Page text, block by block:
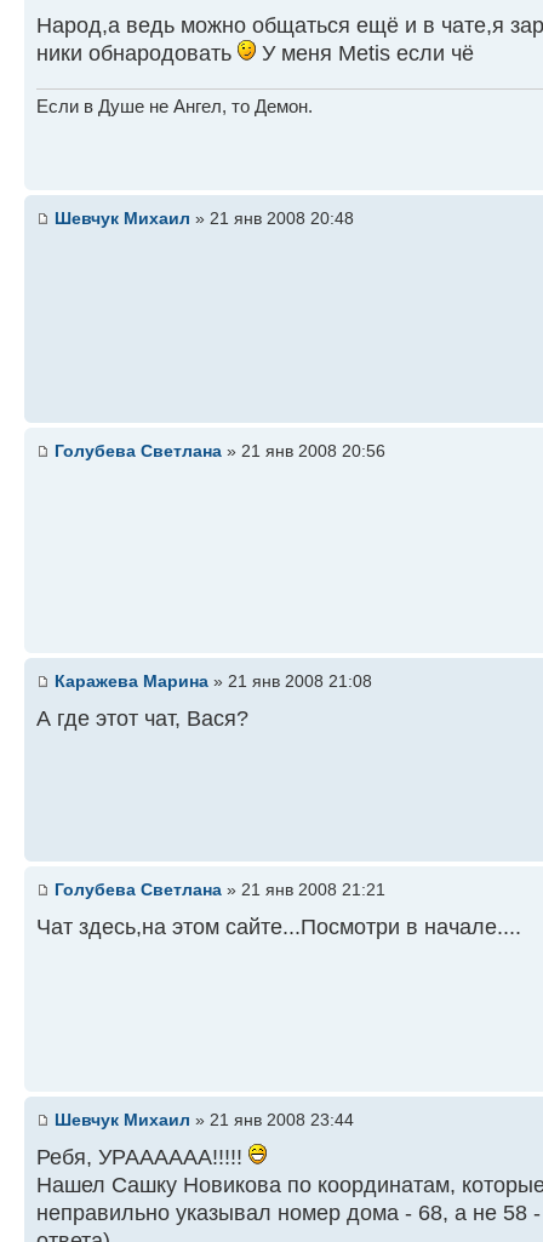
Народ,а ведь можно общаться ещё и в чате,я
ники обнародовать
У меня Metis если чё
Если в Душе не Ангел, то Демон.
Шевчук Михаил » 21 янв 2008 20:48
Голубева Светлана » 21 янв 2008 20:56
Каражева Марина » 21 янв 2008 21:08
А где этот чат, Вася?
Голубева Светлана » 21 янв 2008 21:21
Чат здесь,на этом сайте...Посмотри в начале....
Шевчук Михаил » 21 янв 2008 23:44
Ребя, УРАААААА!!!!!
Нашел Сашку Новикова по координатам,
неправильно указывал номер дома - 68, а не 58